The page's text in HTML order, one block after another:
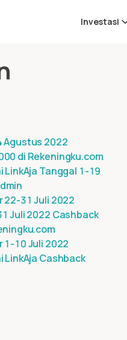
Investasi
Agustus 2022
di Rekeningku.com
LinkAja Tanggal 1-19
22-31 Juli 2022
Juli 2022 Cashback
1-10 Juli 2022
LinkAja Cashback